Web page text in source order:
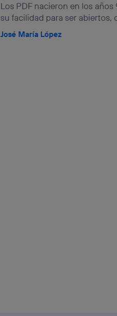
Los PDF nacieron en los
su facilidad para ser abiertos,
José María López